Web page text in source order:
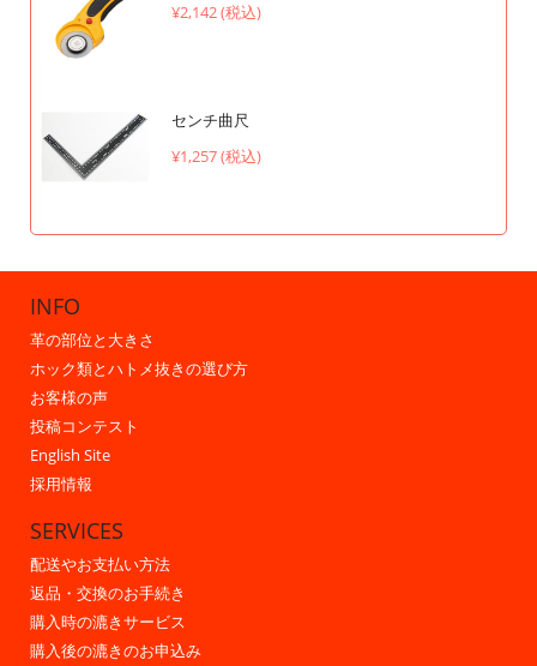
¥2,142 (税込)
センチ曲尺
¥1,257 (税込)
INFO
革の部位と大きさ
ホック類とハトメ抜きの選び方
お客様の声
投稿コンテスト
English Site
採用情報
SERVICES
配送やお支払い方法
返品・交換のお手続き
購入時の漉きサービス
購入後の漉きのお申込み